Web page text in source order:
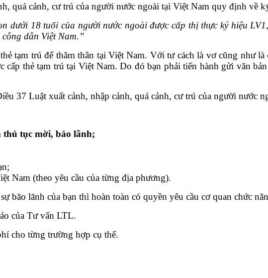
quá cảnh, cư trú của người nước ngoài tại Việt Nam quy định về
dưới 18 tuổi của người nước ngoài được cấp thị thực ký hiệu
dân Việt Nam.”
tạm trú để thăm thân tại Việt Nam. Với tư cách là vơ cũng như
thẻ tạm trú tại Việt Nam. Do đó bạn phải tiến hành gửi văn
37 Luật xuất cảnh, nhập cảnh, quá cảnh, cư trú của người nước
thủ tục mời, bảo lãnh;
Nam (theo yêu cầu của từng địa phương).
bão lãnh của bạn thì hoàn toàn có quyền yêu cầu cơ quan chức
của Tư vấn LTL.
cho từng trường hợp cụ thể.